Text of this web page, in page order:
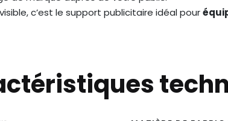
c’est le support publicitaire idéal pour